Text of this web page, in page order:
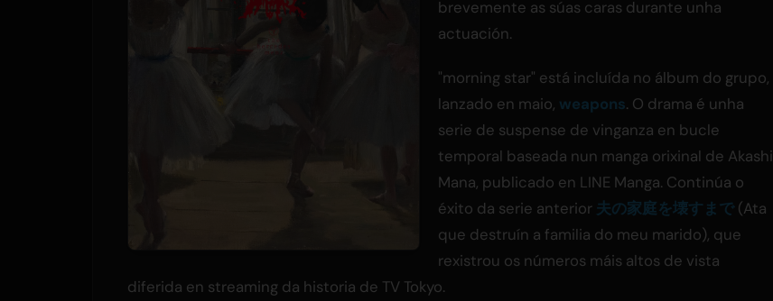
brevemente as súas caras durante unha
actuación.
"morning star" está incluída no álbum do grupo,
lanzado en maio, weapons. O drama é unha
serie de suspense de vinganza en bucle
temporal baseada nun manga orixinal de Akashi
Mana, publicado en LINE Manga. Continúa o
éxito da serie anterior 夫の家庭を壊すまで(Ata
que destruín a familia do meu marido), que
rexistrou os números máis altos de vista
diferida en streaming da historia de TV Tokyo.